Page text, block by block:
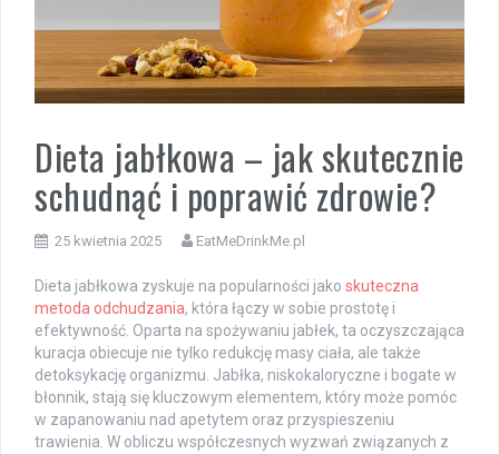
Dieta jabłkowa – jak skutecznie
schudnąć i poprawić zdrowie?
25 kwietnia 2025 EatMeDrinkMe.pl
Dieta jabłkowa zyskuje na popularności jako skuteczna
metoda odchudzania, która łączy w sobie prostotę i
efektywność. Oparta na spożywaniu jabłek, ta oczyszczająca
kuracja obiecuje nie tylko redukcję masy ciała, ale także
detoksykację organizmu. Jabłka, niskokaloryczne i bogate w
błonnik, stają się kluczowym elementem, który może pomóc
w zapanowaniu nad apetytem oraz przyspieszeniu
trawienia. W obliczu współczesnych wyzwań związanych z